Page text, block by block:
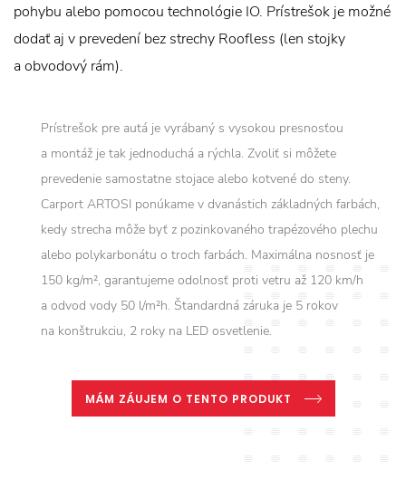
pohybu alebo pomocou technológie IO. Prístrešok je možné
dodať aj v prevedení bez strechy Roofless (len stojky
a obvodový rám).
Prístrešok pre autá je vyrábaný s vysokou presnosťou
a montáž je tak jednoduchá a rýchla. Zvoliť si môžete
prevedenie samostatne stojace alebo kotvené do steny.
Carport ARTOSI ponúkame v dvanástich základných farbách,
kedy strecha môže byť z pozinkovaného trapézového plechu
alebo polykarbonátu o troch farbách. Maximálna nosnosť je
150 kg/m², garantujeme odolnosť proti vetru až 120 km/h
a odvod vody 50 l/m²h. Štandardná záruka je 5 rokov
na konštrukciu, 2 roky na LED osvetlenie.
MÁM ZÁUJEM O TENTO PRODUKT